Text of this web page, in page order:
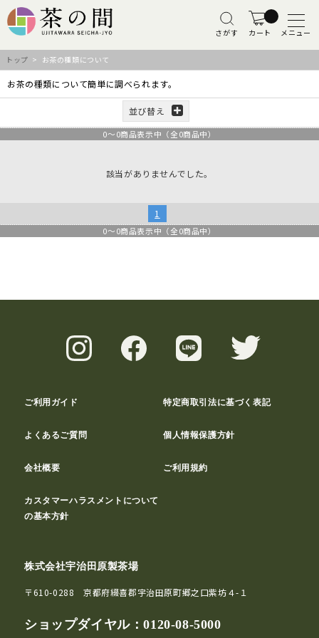
さがす カート メニュー
トップ > お茶の種類について
お茶の種類について簡単に調べられます。
並び替え
0～0商品表示中（全0商品中）
該当がありませんでした。
1
0～0商品表示中（全0商品中）
ご利用ガイド 特定商取引法に基づく表記
よくあるご質問 個人情報保護方針
会社概要 ご利用規約
カスタマーハラスメントについて
の基本方針
株式会社宇治田原製茶場
〒610-0288 京都府綴喜郡宇治田原町郷之口紫坊４-１
ショップダイヤル：0120-08-5000